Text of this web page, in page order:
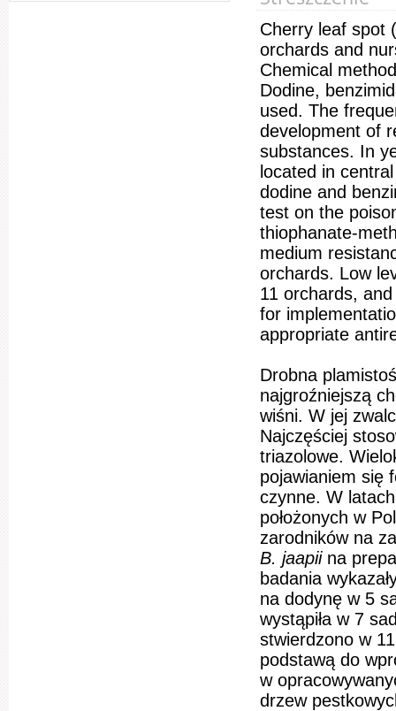
Cherry leaf spot (
orchards and
Chemical
Dodine,
used. The
development of
substances. In
located in
dodine and
test on the
thiophanate-
medium
orchards. Low
11 orchards,
for
appropriate
Drobna
najgroźniejszą
wiśni. W jej
Najczęściej
triazolowe.
pojawianiem się
czynne. W
położonych w
zarodników na
B. jaapii na
badania
na dodynę w 5
wystąpiła w 7
stwierdzono w
podstawą do
w
drzew